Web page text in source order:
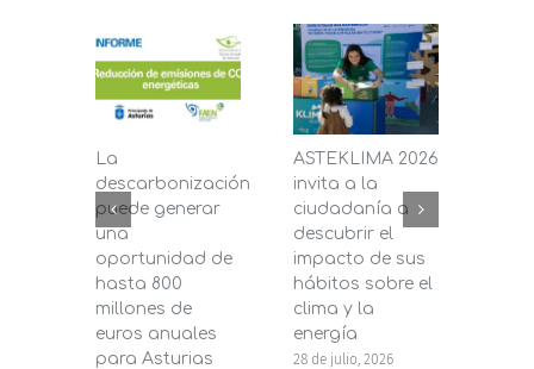
La
descarbonización
puede generar
una
oportunidad de
hasta 800
millones de
euros anuales
para Asturias
ASTEKLIMA 2026
invita a la
ciudadanía a
descubrir el
impacto de sus
hábitos sobre el
clima y la
energía
28 de julio, 2026